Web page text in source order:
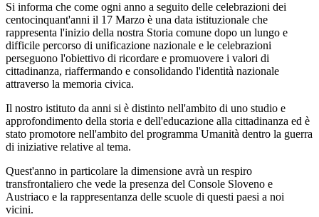
Si informa che come ogni anno a seguito delle celebrazioni dei
centocinquant'anni il 17 Marzo è una data istituzionale che
rappresenta l'inizio della nostra Storia comune dopo un lungo e
difficile percorso di unificazione nazionale e le celebrazioni
perseguono l'obiettivo di ricordare e promuovere i valori di
cittadinanza, riaffermando e consolidando l'identità nazionale
attraverso la memoria civica.
Il nostro istituto da anni si è distinto nell'ambito di uno studio e
approfondimento della storia e dell'educazione alla cittadinanza ed è
stato promotore nell'ambito del programma Umanità dentro la guerra
di iniziative relative al tema.
Quest'anno in particolare la dimensione avrà un respiro
transfrontaliero che vede la presenza del Console Sloveno e
Austriaco e la rappresentanza delle scuole di questi paesi a noi
vicini.